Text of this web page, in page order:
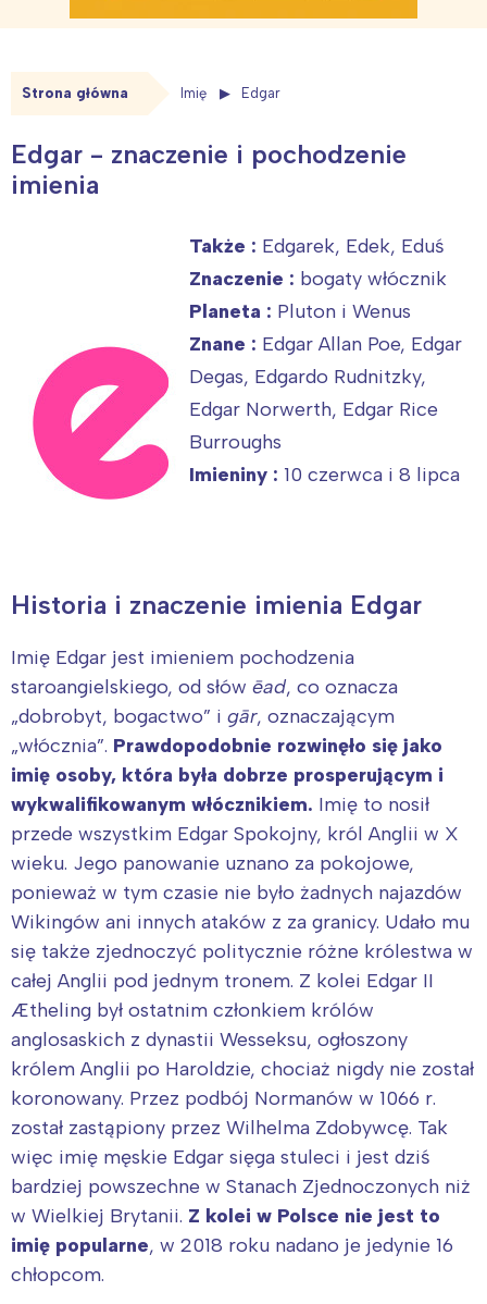
Strona główna Imię Edgar
Edgar - znaczenie i pochodzenie
imienia
Także : Edgarek, Edek, Eduś
Znaczenie : bogaty włócznik
Planeta : Pluton i Wenus
Znane : Edgar Allan Poe, Edgar
Degas, Edgardo Rudnitzky,
Edgar Norwerth, Edgar Rice
Burroughs
Imieniny : 10 czerwca i 8 lipca
Historia i znaczenie imienia Edgar
Imię Edgar jest imieniem pochodzenia
staroangielskiego, od słów ēad, co oznacza
„dobrobyt, bogactwo” i gār, oznaczającym
„włócznia”. Prawdopodobnie rozwinęło się jako
imię osoby, która była dobrze prosperującym i
wykwalifikowanym włócznikiem. Imię to nosił
przede wszystkim Edgar Spokojny, król Anglii w X
wieku. Jego panowanie uznano za pokojowe,
ponieważ w tym czasie nie było żadnych najazdów
Wikingów ani innych ataków z za granicy. Udało mu
się także zjednoczyć politycznie różne królestwa w
całej Anglii pod jednym tronem. Z kolei Edgar II
Ætheling był ostatnim członkiem królów
anglosaskich z dynastii Wesseksu, ogłoszony
królem Anglii po Haroldzie, chociaż nigdy nie został
koronowany. Przez podbój Normanów w 1066 r.
został zastąpiony przez Wilhelma Zdobywcę. Tak
więc imię męskie Edgar sięga stuleci i jest dziś
bardziej powszechne w Stanach Zjednoczonych niż
w Wielkiej Brytanii. Z kolei w Polsce nie jest to
imię popularne, w 2018 roku nadano je jedynie 16
chłopcom.